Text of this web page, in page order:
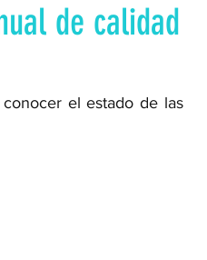
de calidad
el estado de las